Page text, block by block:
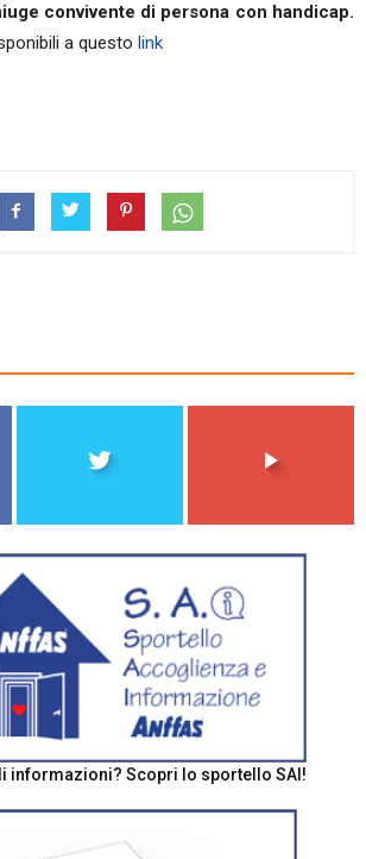
convivente di persona con handicap.
a questo link
informazioni? Scopri lo sportello SAI!